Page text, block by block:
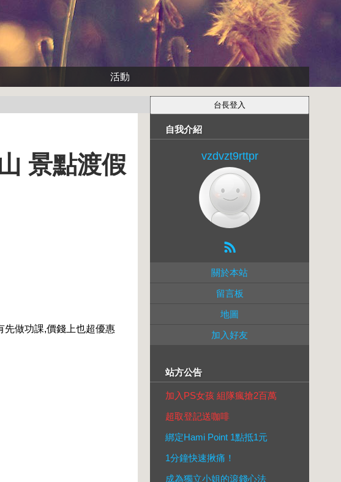
活動
景點渡假
先做功課,價錢上也超優惠
自我介紹
vzdvzt9rttpr
關於本站
留言板
地圖
加入好友
站方公告
加入PS女孩 組隊瘋搶2百萬
超取登記送咖啡
綁定Hami Point 1點抵1元
1分鐘快速揪痛！
成為獨立小姐的滾錢心法